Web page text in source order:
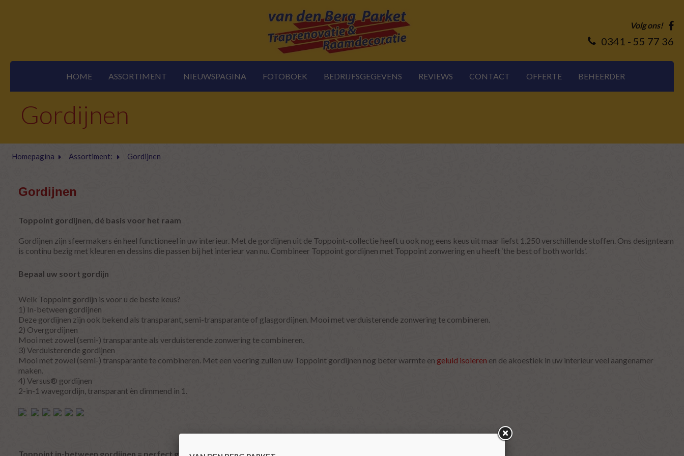
Volg ons!
0341 - 55 77 36
HOME ASSORTIMENT NIEUWSPAGINA FOTOBOEK BEDRIJFSGEGEVENS REVIEWS CONTACT OFFERTE BEHEERDER
Gordijnen
Homepagina Assortiment: Gordijnen
Gordijnen
Toppoint gordijnen, dé basis voor het raam
Gordijnen zijn sfeermakers én heel functioneel in uw interieur. Met de gordijnen uit de Toppoint-collectie heeft u ook nog eens keus uit maar liefst 1.250 verschillende stoffen. Ons designteam
is continu bezig met kleuren en dessins die passen bij het interieur van nu. Combineer Toppoint gordijnen met Toppoint zonwering en u heeft ‘the best of both worlds’.
Bepaal uw soort gordijn
Welk Toppoint gordijn is voor u de beste keus?
1) In-between gordijnen
Deze gordijnen zijn ook bekend als transparant, semi-transparante of glasgordijnen. Mooi met verduisterende zonwering te combineren.
2) Overgordijnen
Mooi met zowel (semi-) transparante als verduisterende zonwering te combineren.
3) Verduisterende gordijnen
Mooi met zowel (semi-) transparante te combineren. Met een voering zullen uw Toppoint gordijnen nog beter warmte en geluid isoleren en de akoestiek in uw interieur veel aangenamer
maken.
4) Versus® gordijnen
2-in-1 wavegordijn, transparant èn dimmend in 1.
Toppoint in-between gordijnen = perfect gefilterd licht in huis